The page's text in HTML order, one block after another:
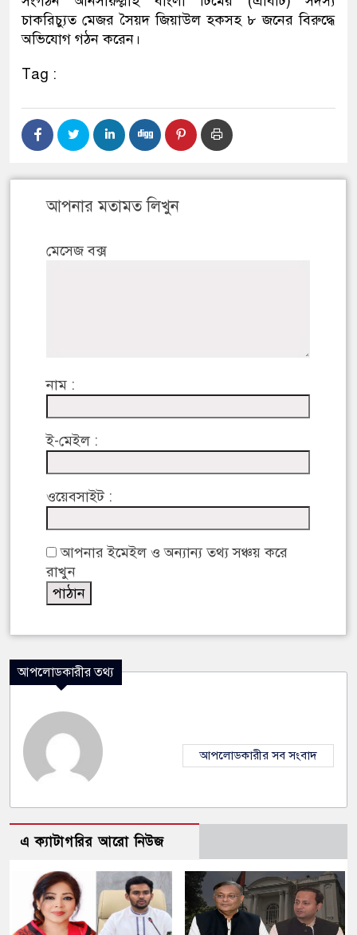
চাকরিচ্যুত মেজর সৈয়দ জিয়াউল হকসহ ৮ জনের বিরুদ্ধে
অভিযোগ গঠন করেন।
Tag :
আপনার মতামত লিখুন
মেসেজ বক্স
নাম :
ই-মেইল :
ওয়েবসাইট :
আপনার ইমেইল ও অন্যান্য তথ্য সঞ্চয় করে
রাখুন
আপলোডকারীর তথ্য
আপলোডকারীর সব সংবাদ
এ ক্যাটাগরির আরো নিউজ